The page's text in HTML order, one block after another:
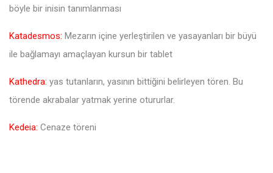
böyle bir inisin tanımlanması
Katadesmos: Mezarın içine yerleştirilen ve yasayanları bir büyü
ile bağlamayı amaçlayan kursun bir tablet
Kathedra: yas tutanların, yasının bittiğini belirleyen tören. Bu
törende akrabalar yatmak yerine otururlar.
Kedeia: Cenaze töreni